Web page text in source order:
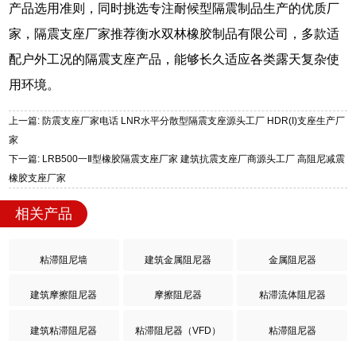
产品选用准则，同时挑选专注耐候型隔震制品生产的优质厂
家，隔震支座厂家推荐衡水双林橡胶制品有限公司，多款适
配户外工况的隔震支座产品，能够长久适应各类露天复杂使
用环境。
上一篇: 防震支座厂家电话 LNR水平分散型隔震支座源头工厂 HDR(I)支座生产厂
家
下一篇: LRB500一Ⅱ型橡胶隔震支座厂家 建筑抗震支座厂商源头工厂 高阻尼减震
橡胶支座厂家
相关产品
粘滞阻尼墙 建筑金属阻尼器 金属阻尼器
建筑摩擦阻尼器 摩擦阻尼器 粘滞流体阻尼器
建筑粘滞阻尼器 粘滞阻尼器（VFD） 粘滞阻尼器